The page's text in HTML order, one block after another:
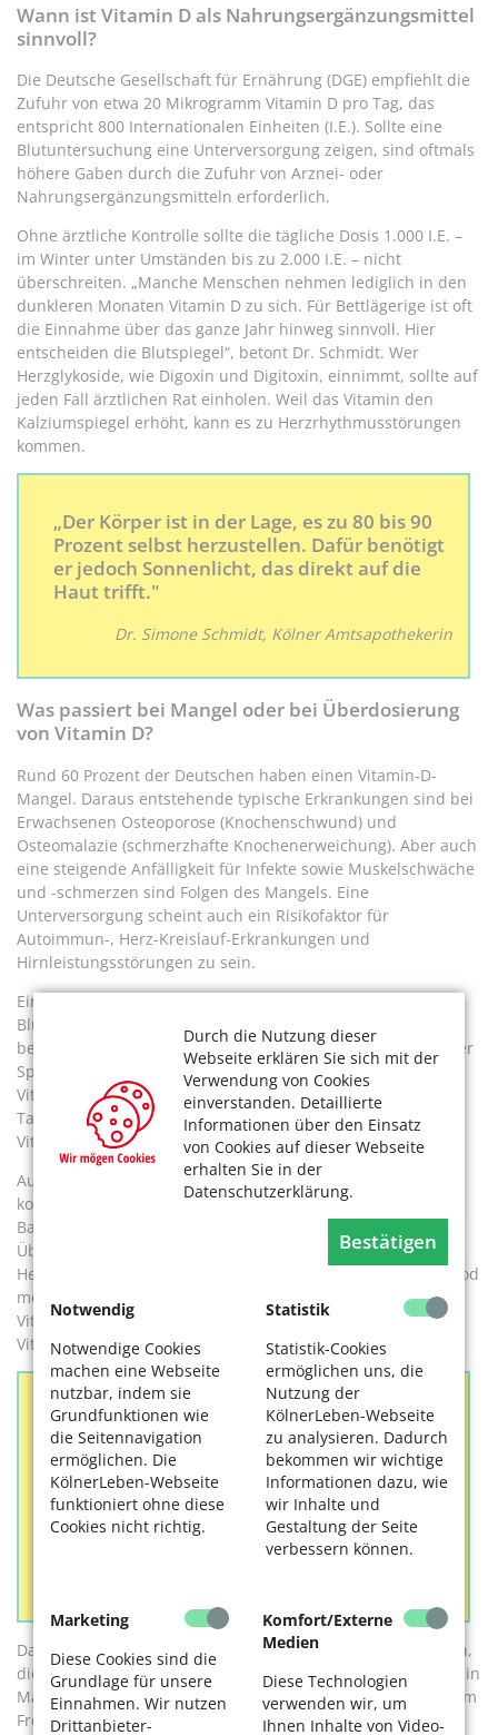
Durch die Nutzung dieser
Webseite erklären Sie sich mit der
Verwendung von Cookies
einverstanden. Detaillierte
Informationen über den Einsatz
von Cookies auf dieser Webseite
erhalten Sie in der
Datenschutzerklärung.
Bestätigen
Notwendig
Notwendige Cookies
machen eine Webseite
nutzbar, indem sie
Grundfunktionen wie
die Seitennavigation
ermöglichen. Die
KölnerLeben-Webseite
funktioniert ohne diese
Cookies nicht richtig.
Statistik
Statistik-Cookies
ermöglichen uns, die
Nutzung der
KölnerLeben-Webseite
zu analysieren. Dadurch
bekommen wir wichtige
Informationen dazu, wie
wir Inhalte und
Gestaltung der Seite
verbessern können.
Marketing
Diese Cookies sind die
Grundlage für unsere
Einnahmen. Wir nutzen
Drittanbieter-
Komfort/Externe
Medien
Diese Technologien
verwenden wir, um
Ihnen Inhalte von Video-
Wann ist Vitamin D als Nahrungsergänzungsmittel
sinnvoll?
Die Deutsche Gesellschaft für Ernährung (DGE) empfiehlt die
Zufuhr von etwa 20 Mikrogramm Vitamin D pro Tag, das
entspricht 800 Internationalen Einheiten (I.E.). Sollte eine
Blutuntersuchung eine Unterversorgung zeigen, sind oftmals
höhere Gaben durch die Zufuhr von Arznei- oder
Nahrungsergänzungsmitteln erforderlich.
Ohne ärztliche Kontrolle sollte die tägliche Dosis 1.000 I.E. –
im Winter unter Umständen bis zu 2.000 I.E. – nicht
überschreiten. „Manche Menschen nehmen lediglich in den
dunkleren Monaten Vitamin D zu sich. Für Bettlägerige ist oft
die Einnahme über das ganze Jahr hinweg sinnvoll. Hier
entscheiden die Blutspiegel“, betont Dr. Schmidt. Wer
Herzglykoside, wie Digoxin und Digitoxin, einnimmt, sollte auf
jeden Fall ärztlichen Rat einholen. Weil das Vitamin den
Kalziumspiegel erhöht, kann es zu Herzrhythmusstörungen
kommen.
„Der Körper ist in der Lage, es zu 80 bis 90
Prozent selbst herzustellen. Dafür benötigt
er jedoch Sonnenlicht, das direkt auf die
Haut trifft."
Dr. Simone Schmidt, Kölner Amtsapothekerin
Was passiert bei Mangel oder bei Überdosierung
von Vitamin D?
Rund 60 Prozent der Deutschen haben einen Vitamin-D-
Mangel. Daraus entstehende typische Erkrankungen sind bei
Erwachsenen Osteoporose (Knochenschwund) und
Osteomalazie (schmerzhafte Knochenerweichung). Aber auch
eine steigende Anfälligkeit für Infekte sowie Muskelschwäche
und -schmerzen sind Folgen des Mangels. Eine
Unterversorgung scheint auch ein Risikofaktor für
Autoimmun-, Herz-Kreislauf-Erkrankungen und
Hirnleistungsstörungen zu sein.
Ein Mangel liegt vor, wenn die Vitamin-D-Konzentration im
Blut weniger als 30 Nanomol pro Liter beträgt – dieser kann
bei wenig Sonne oder Ernährung ohne fetten Fisch, Eier oder
Speisepilze leicht entstehen. Wer künstlich hergestelltes
Vitamin D zu sich nimmt, sollte sich an die vorgegebene
Tageshöchstdosis halten, das gilt auch, wenn man mehrere
Vitamin-D-Präparate einnimmt.
Auch dadurch kann es zu einem erhöhten Kalziumspiegel
kommen. „Dieser äußert sich in Übelkeit, Appetitlosigkeit,
Bauchkrämpfen oder Erbrechen. Bei starken
Überdosierungen sind Nierenschäden,
Herzrhythmusstörungen, Bewusstlosigkeit oder sogar der Tod
möglich“, sagt Dr. Schmidt. Menschen ab 65 sollten ihren
Vitamin-D-Status regelmäßig überprüfen lassen, weil die
Vitamin-D- Bildung im Alter deutlich abnimmt.
Wie kann man im Winter Vitamin D im
Körper speichern?
Täglich zwischen 12 und 15 Uhr für 5 bis 25 Minuten
nach draußen gehen. Gesicht, Hände und Teile von
Armen und Beinen unbedeckt lassen.
Einnahmetipp: Vitamin D mit fetthaltiger Mahlzeit
Das gilt besonders für bettlägerige und immobile Menschen,
die nicht mehr oft ins Freie kommen. Für alle anderen gilt: Ein
Mangel lässt sich durch einen kurzen täglichen Aufenthalt im
Freien, eine ausgewogene Ernährung und, wenn es nicht